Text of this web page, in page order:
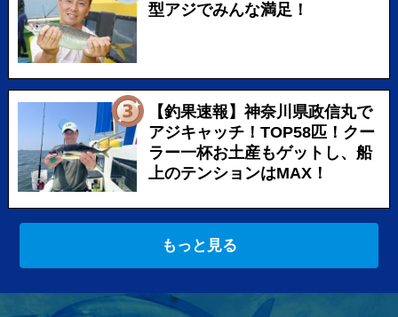
型アジでみんな満足！
【釣果速報】神奈川県政信丸で
アジキャッチ！TOP58匹！クー
ラー一杯お土産もゲットし、船
上のテンションはMAX！
もっと見る